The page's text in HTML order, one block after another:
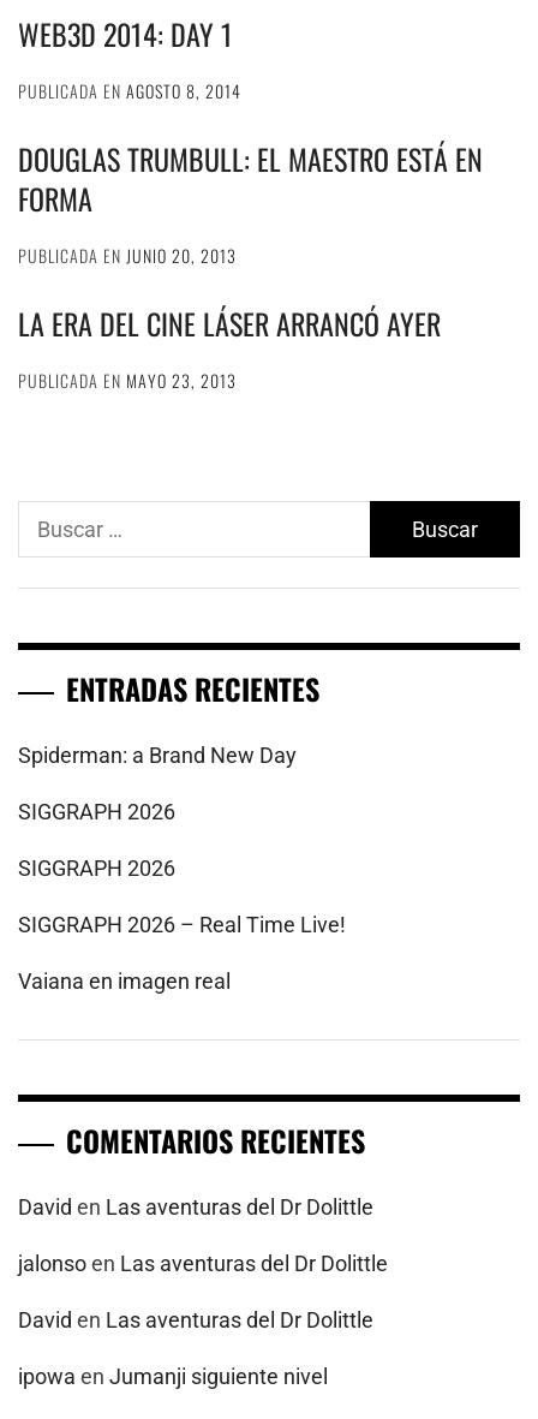
WEB3D 2014: DAY 1
PUBLICADA EN AGOSTO 8, 2014
DOUGLAS TRUMBULL: EL MAESTRO ESTÁ EN
FORMA
PUBLICADA EN JUNIO 20, 2013
LA ERA DEL CINE LÁSER ARRANCÓ AYER
PUBLICADA EN MAYO 23, 2013
Buscar:
ENTRADAS RECIENTES
Spiderman: a Brand New Day
SIGGRAPH 2026
SIGGRAPH 2026
SIGGRAPH 2026 – Real Time Live!
Vaiana en imagen real
COMENTARIOS RECIENTES
David en Las aventuras del Dr Dolittle
jalonsoen Las aventuras del Dr Dolittle
David en Las aventuras del Dr Dolittle
ipowa en Jumanji siguiente nivel